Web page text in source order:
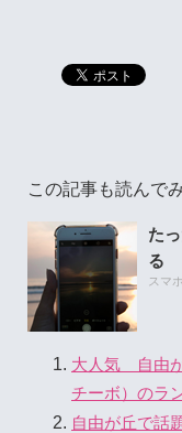
この記事も読んで
た
る
スマ
大人気 自由
チーボ）のラ
自由が丘で話